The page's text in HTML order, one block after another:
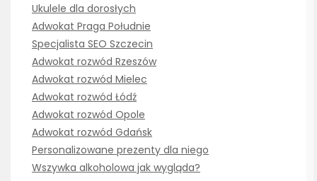
Ukulele dla dorosłych
Adwokat Praga Południe
Specjalista SEO Szczecin
Adwokat rozwód Rzeszów
Adwokat rozwód Mielec
Adwokat rozwód Łódź
Adwokat rozwód Opole
Adwokat rozwód Gdańsk
Personalizowane prezenty dla niego
Wszywka alkoholowa jak wygląda?